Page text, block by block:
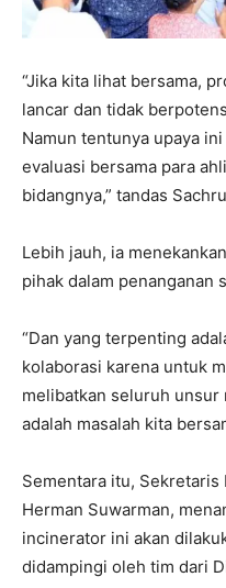
“Jika kita lihat bersama,
lancar dan tidak
Namun tentunya upaya
evaluasi bersama para
bidangnya,” tandas
Lebih jauh, ia
pihak dalam penanganan
“Dan yang terpenting
kolaborasi karena untuk
melibatkan seluruh unsur
adalah masalah kita
Sementara itu, Sekretaris
Herman Suwarman,
incinerator ini akan
didampingi oleh tim dari